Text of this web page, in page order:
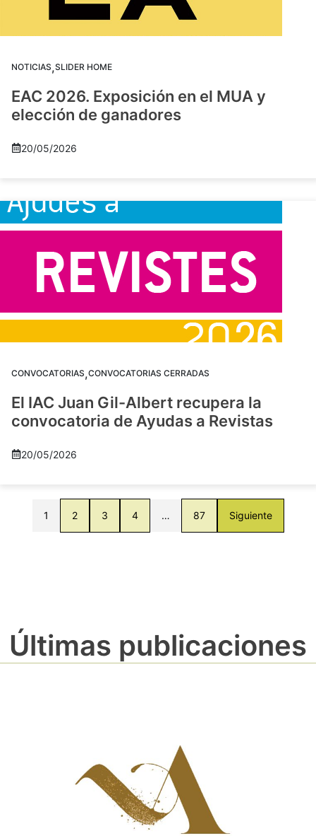
NOTICIAS,SLIDER HOME
EAC 2026. Exposición en el MUA y
elección de ganadores
20/05/2026
CONVOCATORIAS,CONVOCATORIAS CERRADAS
El IAC Juan Gil-Albert recupera la
convocatoria de Ayudas a Revistas
20/05/2026
1 2 3 4 … 87 Siguiente
Últimas publicaciones